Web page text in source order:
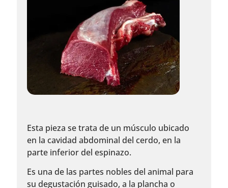
Esta pieza se trata de un músculo ubicado
en la cavidad abdominal del cerdo, en la
parte inferior del espinazo.
Es una de las partes nobles del animal para
su degustación guisado, a la plancha o